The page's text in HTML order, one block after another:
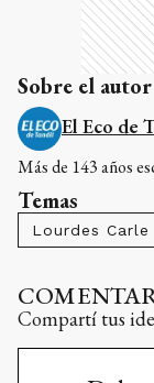
Sobre el autor
El Eco de
Más de 143 años
Temas
Lourdes Carle
Compartí tus